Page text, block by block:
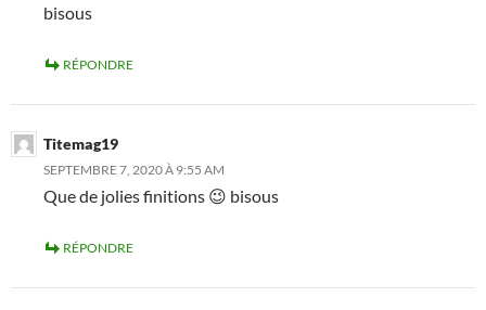
bisous
RÉPONDRE
Titemag19
SEPTEMBRE 7, 2020 À 9:55 AM
Que de jolies finitions 😉 bisous
RÉPONDRE